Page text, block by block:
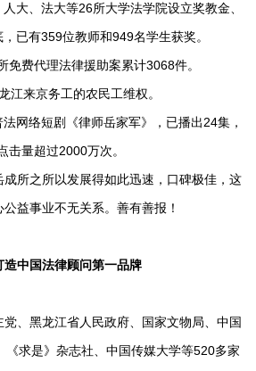
大、法大等26所大学法学院设立奖教金、
，已有359位教师和949名学生获奖。
免费代理法律援助案累计3068件。
江来京务工的农民工维权。
网络短剧《律师岳家军》，已播出24集，
击量超过2000万次。
所之所以发展得如此迅速，口碑极佳，这
益事业不无关系。善有善报！
造中国法律顾问第一品牌
、黑龙江省人民政府、国家文物局、中国
《求是》杂志社、中国传媒大学等520多家